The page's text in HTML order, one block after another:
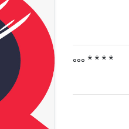
* * * * 000